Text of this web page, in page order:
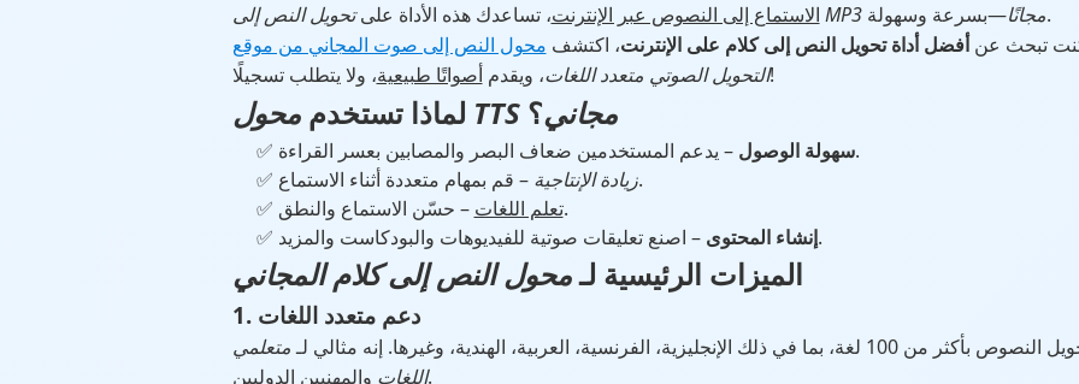
الاستماع إلى النصوص عبر الإنترنت، تساعدك هذه الأداة على تحويل النص إلى MP3 مجانًا—بسرعة وسهولة.
كنت تبحث عنأفضل أداة تحويل النص إلى كلام على الإنترنت، اكتشف
التحويل الصوتي متعدد اللغات، ويقدمأصواتًا طبيعية ، ولا يتطلب تسجيلًا!
لماذا تستخدم محول TTS مجاني؟
✅ سهولة الوصول– يدعم المستخدمين ضعاف البصر والمصابين بعسر القراءة.
✅
زيادة الإنتاجية– قم بمهام متعددة أثناء الاستماع.
✅
تعلم اللغات– حسّن الاستماع والنطق.
✅
إنشاء المحتوى– اصنع تعليقات صوتية للفيديوهات والبودكاست والمزيد.
الميزات الرئيسية لـمحول النص إلى كلام المجاني
1. دعم متعدد اللغات
من 100 لغة، بما في ذلك الإنجليزية، الفرنسية، العربية، الهندية، وغيرها. إنه مثالي لـ
متعلمي
اللغاتوالمهنيين الدوليين.